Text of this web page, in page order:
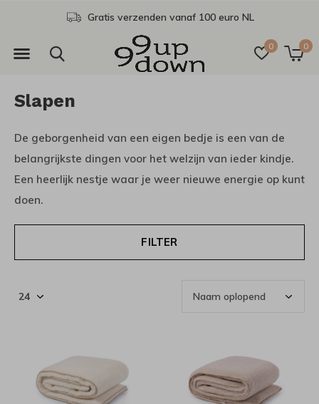
0 0
Gratis afhalen in onze winkel
Slapen
De geborgenheid van een eigen bedje is een van de
belangrijkste dingen voor het welzijn van ieder kindje.
Een heerlijk nestje waar je weer nieuwe energie op kunt
doen.
FILTER